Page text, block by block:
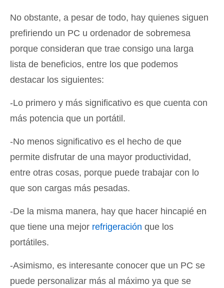
No obstante, a pesar de todo, hay quienes siguen
prefiriendo un PC u ordenador de sobremesa
porque consideran que trae consigo una larga
lista de beneficios, entre los que podemos
destacar los siguientes:
-Lo primero y más significativo es que cuenta con
más potencia que un portátil.
-No menos significativo es el hecho de que
permite disfrutar de una mayor productividad,
entre otras cosas, porque puede trabajar con lo
que son cargas más pesadas.
-De la misma manera, hay que hacer hincapié en
que tiene una mejor refrigeración que los
portátiles.
-Asimismo, es interesante conocer que un PC se
puede personalizar más al máximo ya que se